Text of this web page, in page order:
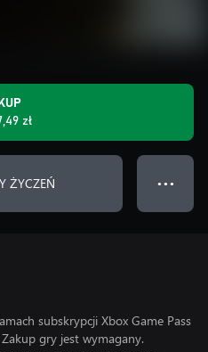
KUP
zł
ŻYCZEŃ ● ● ●
subskrypcji Xbox Game Pass
gry jest wymagany.